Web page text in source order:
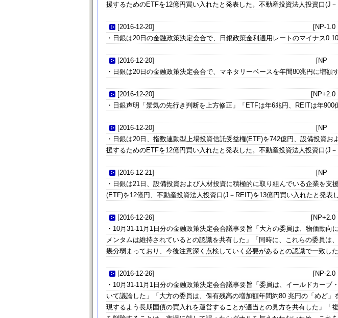
援するためのETFを12億円買い入れたと発表した。不動産投資法人投資口(J－
[2016-12-20]
[NP-1.0
・日銀は20日の金融政策決定会合で、日銀政策金利適用レートのマイナス
[2016-12-20]
[NP
・日銀は20日の金融政策決定会合で、マネタリーベースを年間80兆円に増額
[2016-12-20]
[NP+2.0
・日銀声明「景気の先行き判断を上方修正」「ETFは年6兆円、REITは年900
[2016-12-20]
[NP
・日銀は20日、指数連動型上場投資信託受益権(ETF)を742億円、設備投資
援するためのETFを12億円買い入れたと発表した。不動産投資法人投資口(J－
[2016-12-21]
[NP
・日銀は21日、設備投資および人材投資に積極的に取り組んでいる企業を支
(ETF)を12億円、不動産投資法人投資口(J－REIT)を13億円買い入れたと発表し
[2016-12-26]
[NP+2.0
・10月31-11月1日分の金融政策決定会合議事要旨「大方の委員は、物価動向
メンタムは維持されているとの認識を共有した」「同時に、これらの委員は
幾分弱まっており、今後注意深く点検していく必要があるとの認識で一致した
[2016-12-26]
[NP-2.0
・10月31-11月1日分の金融政策決定会合議事要旨「委員は、イールドカーブ
いて議論した」「大方の委員は、保有残高の増加額年間約80 兆円の「めど
現するよう長期国債の買入れを運営することが適当との見方を共有した」「